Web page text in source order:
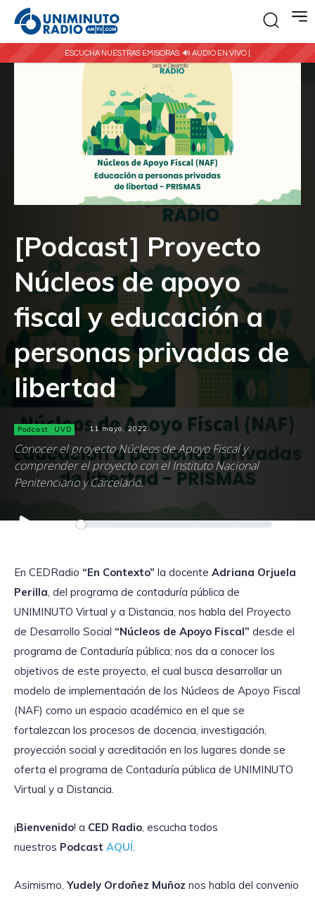
ESCUCHA NUESTRAS EMISORAS: 🔊 AUDIO EN VIVO |
[Podcast] Proyecto
Núcleos de apoyo
fiscal y educación a
personas privadas de
libertad
Podcast UVD 11 mayo, 2022
Conocer el proyecto Núcleos de Apoyo Fiscal y
comprender el proyecto con el Instituto Nacional
Penitenciario y Carcelario.
Reproductor
00:00 00:00
En CEDRadio “En Contexto” la docente Adriana Orjuela
Perilla , del programa de contaduría pública de
UNIMINUTO Virtual y a Distancia, nos habla del Proyecto
de Desarrollo Social “Núcleos de Apoyo Fiscal” desde el
programa de Contaduría pública; nos da a conocer los
objetivos de este proyecto, el cual busca desarrollar un
modelo de implementación de los Núcleos de Apoyo Fiscal
(NAF) como un espacio académico en el que se
fortalezcan los procesos de docencia, investigación,
proyección social y acreditación en los lugares donde se
oferta el programa de Contaduría pública de UNIMINUTO
Virtual y a Distancia.
¡Bienvenido! a CED Radio , escucha todos
nuestros Podcast AQUÍ
Asimismo, Yudely Ordoñez Muñoz nos habla del convenio